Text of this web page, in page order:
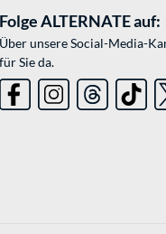
Folge ALTERNATE auf:
Über unsere Social-Media-
für Sie da.